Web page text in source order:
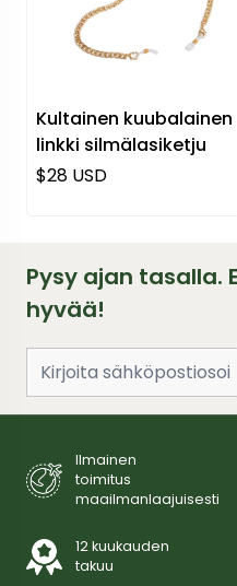
Kultainen kuubalainen
linkki silmälasiketju
Normaali hinta
$28 USD
Pysy ajan tasalla.
hyvää!
Ilmainen
toimitus
maailmanlaajuisesti
12 kuukauden
takuu